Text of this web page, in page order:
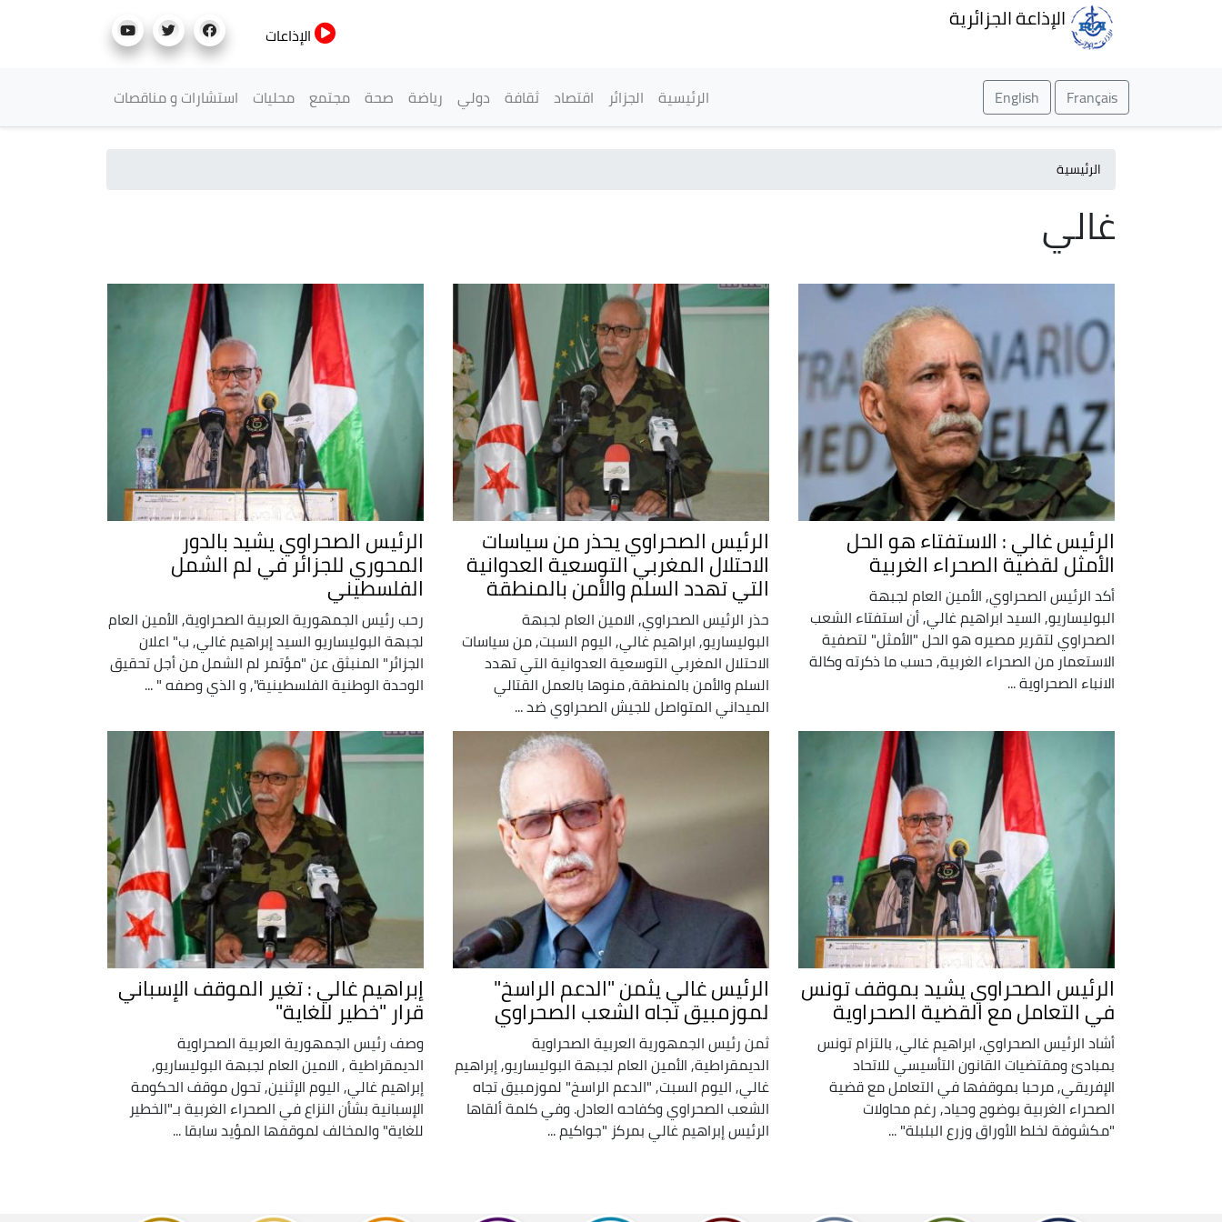
الإذاعة الجزائرية
الإذاعات
Français
English القائمة الرئيسية
الرئيسية الجزائر اقتصاد ثقافة دولي رياضة صحة مجتمع محليات استشارات و مناقصات
الرئيسية
غالي
الرئيس غالي : الاستفتاء هو الحل
الأمثل لقضية الصحراء الغربية
أكد الرئيس الصحراوي, الأمين العام لجبهة
البوليساريو, السيد ابراهيم غالي, أن استفتاء الشعب
الصحراوي لتقرير مصيره هو الحل "الأمثل" لتصفية
الاستعمار من الصحراء الغربية, حسب ما ذكرته وكالة
الانباء الصحراوية ...
الرئيس الصحراوي يحذر من سياسات
الاحتلال المغربي التوسعية العدوانية
التي تهدد السلم والأمن بالمنطقة
حذر الرئيس الصحراوي, الامين العام لجبهة
البوليساريو, ابراهيم غالي, اليوم السبت, من سياسات
الاحتلال المغربي التوسعية العدوانية التي تهدد
السلم والأمن بالمنطقة, منوها بالعمل القتالي
الميداني المتواصل للجيش الصحراوي ضد ...
الرئيس الصحراوي يشيد بالدور
المحوري للجزائر في لم الشمل
الفلسطيني
رحب رئيس الجمهورية العربية الصحراوية, الأمين العام
لجبهة البوليساريو السيد إبراهيم غالي, ب" اعلان
الجزائر" المنبثق عن "مؤتمر لم الشمل من أجل تحقيق
الوحدة الوطنية الفلسطينية", و الذي وصفه " ...
الرئيس الصحراوي يشيد بموقف تونس
في التعامل مع القضية الصحراوية
أشاد الرئيس الصحراوي, ابراهيم غالي, بالتزام تونس
بمبادئ ومقتضيات القانون التأسيسي للاتحاد
الإفريقي, مرحبا بموقفها في التعامل مع قضية
الصحراء الغربية بوضوح وحياد, رغم محاولات
"مكشوفة لخلط الأوراق وزرع البلبلة" ...
الرئيس غالي يثمن "الدعم الراسخ"
لموزمبيق تجاه الشعب الصحراوي
ثمن رئيس الجمهورية العربية الصحراوية
الديمقراطية, الأمين العام لجبهة البوليساريو, إبراهيم
غالي, اليوم السبت, "الدعم الراسخ" لموزمبيق تجاه
الشعب الصحراوي وكفاحه العادل. وفي كلمة ألقاها
الرئيس إبراهيم غالي بمركز "جواكيم ...
إبراهيم غالي : تغير الموقف الإسباني
قرار "خطير للغاية"
وصف رئيس الجمهورية العربية الصحراوية
الديمقراطية , الامين العام لجبهة البوليساريو,
إبراهيم غالي, اليوم الإثنين, تحول موقف الحكومة
الإسبانية بشأن النزاع في الصحراء الغربية بـ"الخطير
للغاية" والمخالف لموقفها المؤيد سابقا ...